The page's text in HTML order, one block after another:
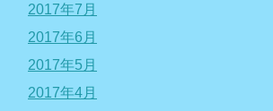
2017年7月
2017年6月
2017年5月
2017年4月